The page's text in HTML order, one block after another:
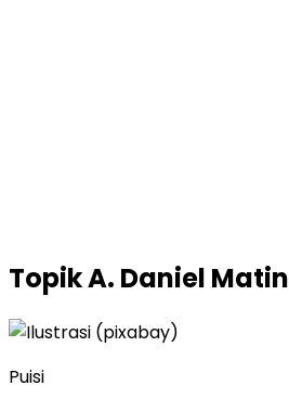
TopikA. Daniel Matin
Puisi